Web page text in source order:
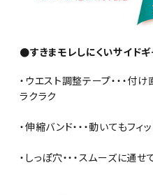
●すきまモレしにくいサイドギ
・ウエスト調整テープ・・・
ラクラク
・伸縮バンド・・・動いてもフ
・しっぽ穴・・・スムーズに通